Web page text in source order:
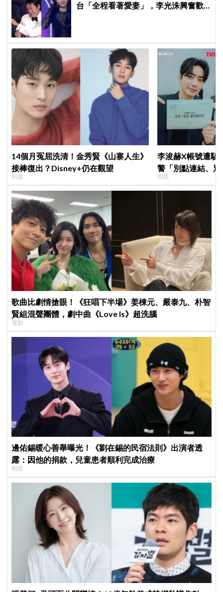
台「全程看著愛妻」，李光洙興奮歡
14個月冤屈洗清！金秀賢《山寨人生》
接棒復出？Disney+仍在觀望
明星
李浚赫X帳號遭駭
警「別點連結、
了
明星
歌曲比劇情搶眼！《狂唱下半場》姜棟元、嚴泰九、朴智
賢組混聲團體，劇中曲《Love Is》超洗腦
電影
邊佑錫暖心善舉曝光！《劉在錫的民宿法則》出演者透
露：因他的捐款，兒童患者順利完成治療
明星